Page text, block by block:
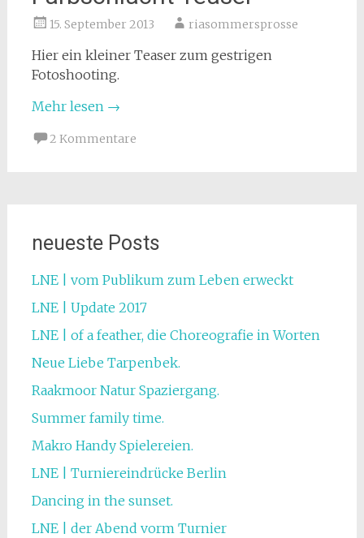
15. September 2013 riasommersprosse
Hier ein kleiner Teaser zum gestrigen
Fotoshooting.
Mehr lesen →
2 Kommentare
neueste Posts
LNE | vom Publikum zum Leben erweckt
LNE | Update 2017
LNE | of a feather, die Choreografie in Worten
Neue Liebe Tarpenbek.
Raakmoor Natur Spaziergang.
Summer family time.
Makro Handy Spielereien.
LNE | Turniereindrücke Berlin
Dancing in the sunset.
LNE | der Abend vorm Turnier